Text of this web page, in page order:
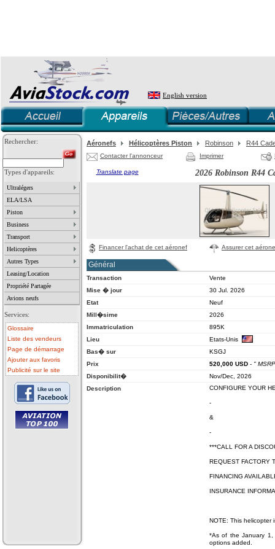
English version
Rechercher:
Types d'appareils:
Ultralégers
ELA/LSA
Piston
Business
Transport
Helicoptères
Autres Types
Leasing/Location
Propriété Partagée
Avions neufs
Services:
Glossaire
Liste des vendeurs
Page de démarrage
Ajouter aux favoris
Publicité sur le site
Aéronefs Hélicoptères Piston Robinson R44
Contacter l'annonceur Imprimer
2026 Robinson R44
Translate page
Financer l'achat de cet aéronef Assurer cet
Général
Transaction
Vente
Mise � jour
30 Jul. 2026
Etat
Neuf
Mill�sime
2026
Immatriculation
895K
Lieu
Etats-Unis
Bas� sur
KSGJ
Prix
520,000 USD - "
Disponibilit�
Nov/Dec, 2026
Description
CONFIGURE YOUR
-
&
-
***CALL FOR A
REQUEST FACTORY
FINANCING
INSURANCE
NOTE: This helicopter
*As of the January 1,
options added.